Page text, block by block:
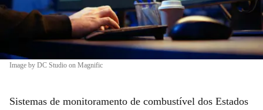
Image by DC Studio on Magnific
Sistemas de monitoramento de combustível dos Estados